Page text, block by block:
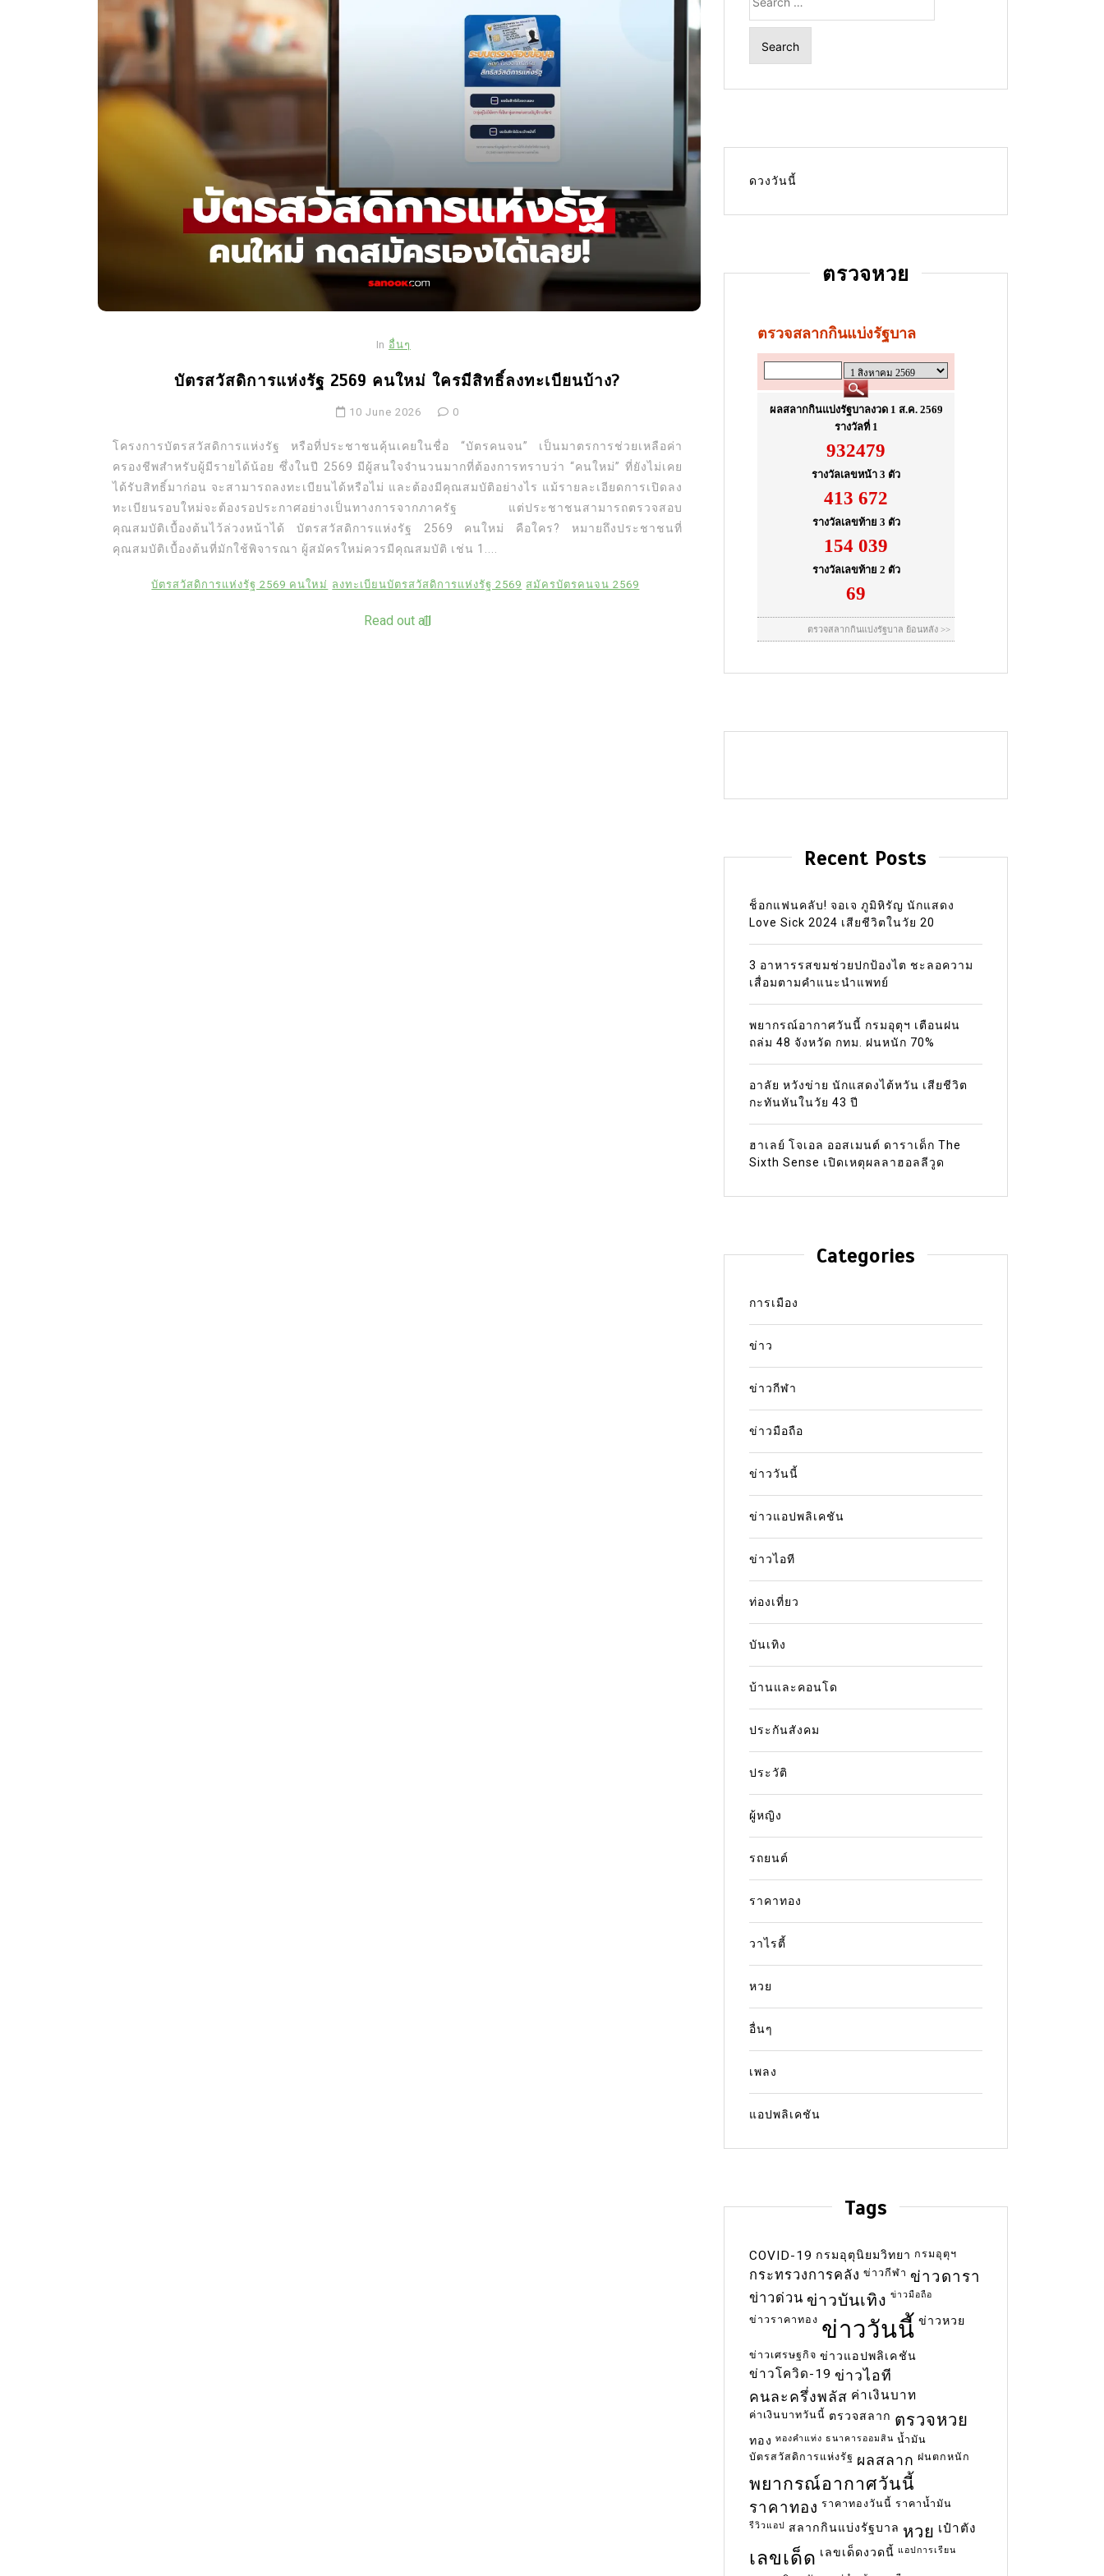
In อื่นๆ
บัตรสวัสดิการแห่งรัฐ 2569 คนใหม่ ใครมีสิทธิ์ลงทะเบียนบ้าง?
10 June 2026 0
โครงการบัตรสวัสดิการแห่งรัฐ หรือที่ประชาชนคุ้นเคยในชื่อ “บัตรคนจน” เป็นมาตรการช่วยเหลือค่า
ครองชีพสำหรับผู้มีรายได้น้อย ซึ่งในปี 2569 มีผู้สนใจจำนวนมากที่ต้องการทราบว่า “คนใหม่” ที่ยังไม่เคย
ได้รับสิทธิ์มาก่อน จะสามารถลงทะเบียนได้หรือไม่ และต้องมีคุณสมบัติอย่างไร แม้รายละเอียดการเปิดลง
ทะเบียนรอบใหม่จะต้องรอประกาศอย่างเป็นทางการจากภาครัฐ แต่ประชาชนสามารถตรวจสอบ
คุณสมบัติเบื้องต้นไว้ล่วงหน้าได้ บัตรสวัสดิการแห่งรัฐ 2569 คนใหม่ คือใคร? หมายถึงประชาชนที่
คุณสมบัติเบื้องต้นที่มักใช้พิจารณา ผู้สมัครใหม่ควรมีคุณสมบัติ เช่น 1....
บัตรสวัสดิการแห่งรัฐ 2569 คนใหม่ ลงทะเบียนบัตรสวัสดิการแห่งรัฐ 2569 สมัครบัตรคนจน 2569
Read out all
for:
ดวงวันนี้
ตรวจหวย
Recent Posts
ช็อกแฟนคลับ! จอเจ ภูมิหิรัญ นักแสดง
Love Sick 2024 เสียชีวิตในวัย 20
3 อาหารรสขมช่วยปกป้องไต ชะลอความ
เสื่อมตามคำแนะนำแพทย์
พยากรณ์อากาศวันนี้ กรมอุตุฯ เตือนฝน
ถล่ม 48 จังหวัด กทม. ฝนหนัก 70%
อาลัย หวังข่าย นักแสดงไต้หวัน เสียชีวิต
กะทันหันในวัย 43 ปี
ฮาเลย์ โจเอล ออสเมนต์ ดาราเด็ก The
Sixth Sense เปิดเหตุผลลาฮอลลีวูด
Categories
การเมือง
ข่าว
ข่าวกีฬา
ข่าวมือถือ
ข่าววันนี้
ข่าวแอปพลิเคชัน
ข่าวไอที
ท่องเที่ยว
บันเทิง
บ้านและคอนโด
ประกันสังคม
ประวัติ
ผู้หญิง
รถยนต์
ราคาทอง
วาไรตี้
หวย
อื่นๆ
เพลง
แอปพลิเคชัน
Tags
COVID-19 กรมอุตุนิยมวิทยา กรมอุตุฯ
กระทรวงการคลัง ข่าวกีฬา ข่าวดารา
ข่าวด่วน ข่าวบันเทิง ข่าวมือถือ
ข่าวราคาทอง ข่าววันนี้ ข่าวหวย
ข่าวเศรษฐกิจ ข่าวแอปพลิเคชัน
ข่าวโควิด-19 ข่าวไอที
คนละครึ่งพลัส ค่าเงินบาท
ค่าเงินบาทวันนี้ ตรวจสลาก ตรวจหวย
ทอง ทองคำแท่ง ธนาคารออมสิน น้ำมัน
บัตรสวัสดิการแห่งรัฐ ผลสลาก ฝนตกหนัก
พยากรณ์อากาศวันนี้
ราคาทอง ราคาทองวันนี้ ราคาน้ำมัน
รีวิวแอป สลากกินแบ่งรัฐบาล หวย เป๋าตัง
เลขเด็ด เลขเด็ดงวดนี้ แอปการเรียน